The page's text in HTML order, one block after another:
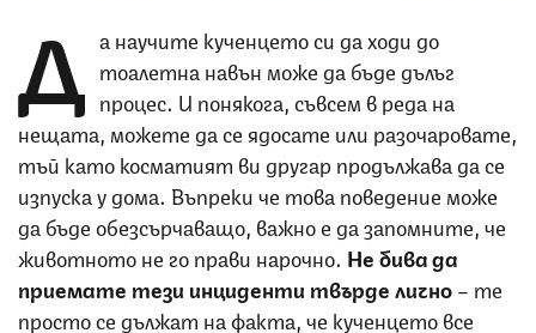
Д а научите кученцето си да ходи до
тоалетна навън може да бъде дълъг
процес. И понякога, съвсем в реда на
нещата, можете да се ядосате или разочаровате,
тъй като косматият ви другар продължава да се
изпуска у дома. Въпреки че това поведение може
да бъде обезсърчаващо, важно е да запомните, че
животното не го прави нарочно. Не бива да
приемате тези инциденти твърде лично– те
просто се дължат на факта, че кученцето все